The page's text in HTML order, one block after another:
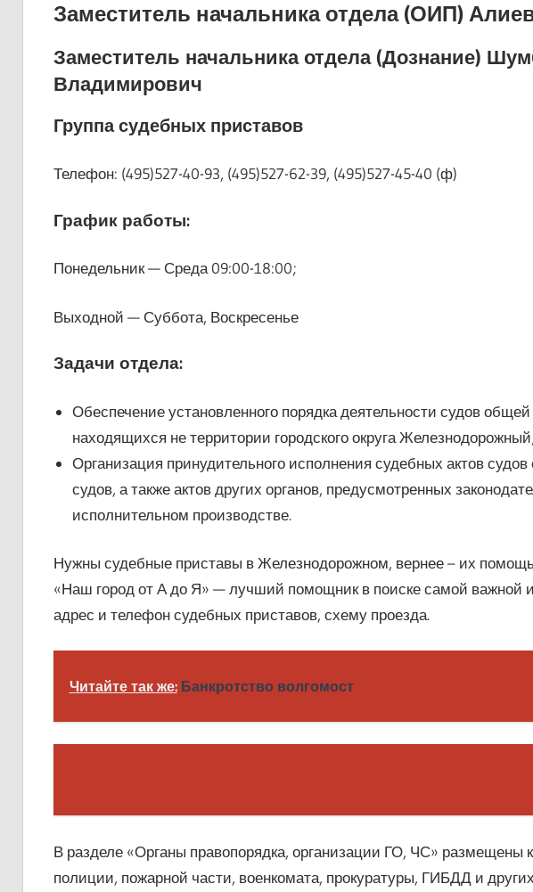
Заместитель начальника отдела (ОИП)
Заместитель начальника отдела (Дознание)
Владимирович
Группа судебных приставов
Телефон: (495)527-40-93, (495)527-62-39, (495)527-45-40 (ф)
График работы:
Понедельник — Среда 09:00-18:00;
Выходной — Суббота, Воскресенье
Задачи отдела:
Обеспечение установленного порядка деятельности судов
находящихся не территории городского округа
Организация принудительного исполнения судебных актов
судов, а также актов других органов, предусмотренных
исполнительном производстве.
Нужны судебные приставы в Железнодорожном, вернее – их
«Наш город от А до Я» — лучший помощник в поиске самой важной
адрес и телефон судебных приставов, схему проезда.
Читайте так же: Банкротство волгомост
В разделе «Органы правопорядка, организации ГО, ЧС» размещены
полиции, пожарной части, военкомата, прокуратуры, ГИБДД и